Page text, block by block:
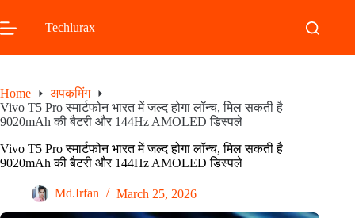
to
content
Techlurax
Home
अपकमिंग
Vivo T5 Pro स्मार्टफोन भारत में जल्द होगा लॉन्च, मिल सकती है
9020mAh की बैटरी और 144Hz AMOLED डिस्पले
Vivo T5 Pro स्मार्टफोन भारत में जल्द होगा लॉन्च, मिल सकती है
9020mAh की बैटरी और 144Hz AMOLED डिस्पले
Md.Irfan March 25, 2026